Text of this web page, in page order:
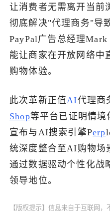
出海交流群
了解出海网
让消费者无需离开当前
彻底解决"代理商务"导
PayPal广告总经理
能让商家在开放网络中
购物体验。
此次革新正值AI代理商
Shop等平台已证明情境
宣布与AI搜索引擎Perp
统深度整合至AI购物场
通过数据驱动个性化战
领导地位。
【版权提示】信息来自于互联网